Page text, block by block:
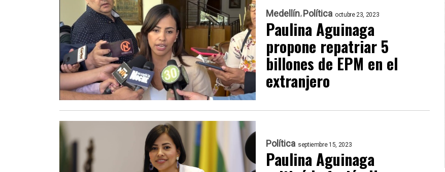
Medellín Política octubre 23, 2023
Paulina Aguinaga
propone repatriar 5
billones de EPM en el
extranjero
Política septiembre 15, 2023
Paulina Aguinaga